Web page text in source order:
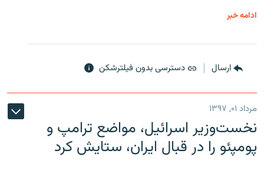
ادامه خبر
ارسال دسترسی بدون فیلترشکن
مرداد ۰۱, ۱۳۹۷
نخست‌وزیر اسرائیل، مواضع ترامپ و
پومپئو را در قبال ایران، ستایش کرد